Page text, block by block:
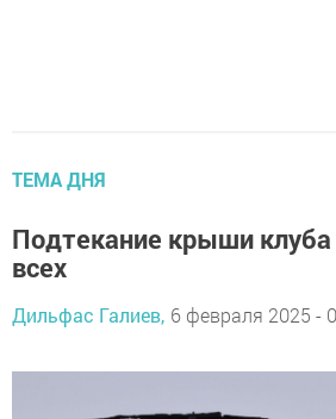
ТЕМА ДНЯ
Подтекание крыши клуба
всех
Дильфас Галиев, 6 февраля 2025 -